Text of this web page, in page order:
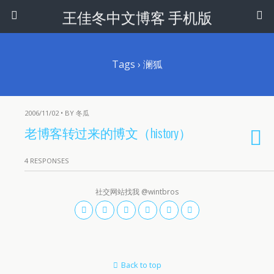
王佳冬中文博客 手机版
Tags › 澜狐
2006/11/02 • BY 冬瓜
老博客转过来的博文（history）
4 RESPONSES
社交网站找我 @wintbros
Back to top